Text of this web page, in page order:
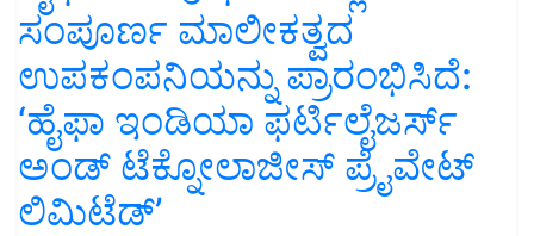
ಸಂಪೂರ್ಣ ಮಾಲೀಕತ್ವದ
ಉಪಕಂಪನಿಯನ್ನು ಪ್ರಾರಂಭಿಸಿದೆ:
‘ಹೈಫಾ ಇಂಡಿಯಾ ಫರ್ಟಿಲೈಜರ್ಸ್
ಅಂಡ್ ಟೆಕ್ನೋಲಾಜೀಸ್ ಪ್ರೈವೇಟ್
ಲಿಮಿಟೆಡ್’